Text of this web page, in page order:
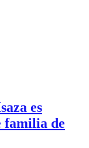
es
familia de